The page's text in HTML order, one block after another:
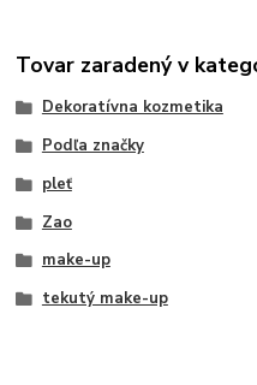
Tovar zaradený v
Dekoratívna kozmetika
Podľa značky
pleť
Zao
make-up
tekutý make-up